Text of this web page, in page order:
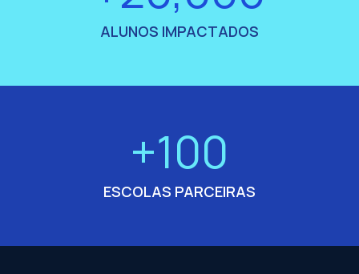
ALUNOS IMPACTADOS
+100
ESCOLAS PARCEIRAS